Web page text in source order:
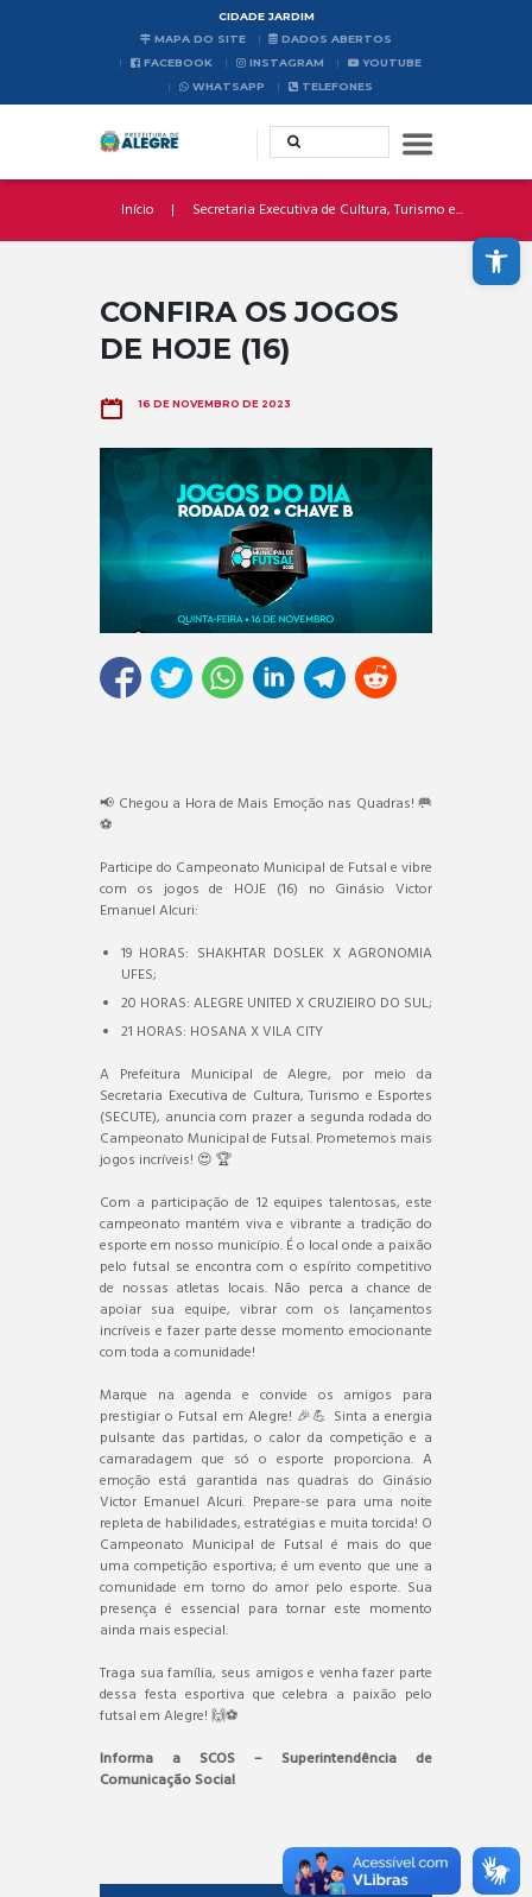
Abrir a barra de ferramentas
CIDADE JARDIM
MAPA DO SITE
DADOS ABERTOS
FACEBOOK
INSTAGRAM
YOUTUBE
WHATSAPP
TELEFONES
Início Secretaria Executiva de Cultura, Turismo e...
CONFIRA OS JOGOS
DE HOJE (16)
16 DE NOVEMBRO DE 2023
📢 Chegou a Hora de Mais Emoção nas Quadras! 🥅
⚽
Participe do Campeonato Municipal de Futsal e vibre
com os jogos de HOJE (16) no Ginásio Victor
Emanuel Alcuri:
19 HORAS: SHAKHTAR DOSLEK X AGRONOMIA
UFES;
20 HORAS: ALEGRE UNITED X CRUZIEIRO DO SUL;
21 HORAS: HOSANA X VILA CITY
A Prefeitura Municipal de Alegre, por meio da
Secretaria Executiva de Cultura, Turismo e Esportes
(SECUTE), anuncia com prazer a segunda rodada do
Campeonato Municipal de Futsal. Prometemos mais
jogos incríveis! 😍 🏆
Com a participação de 12 equipes talentosas, este
campeonato mantém viva e vibrante a tradição do
esporte em nosso município. É o local onde a paixão
pelo futsal se encontra com o espírito competitivo
de nossas atletas locais. Não perca a chance de
apoiar sua equipe, vibrar com os lançamentos
incríveis e fazer parte desse momento emocionante
com toda a comunidade!
Marque na agenda e convide os amigos para
prestigiar o Futsal em Alegre! 🎉💪 Sinta a energia
pulsante das partidas, o calor da competição e a
camaradagem que só o esporte proporciona. A
emoção está garantida nas quadras do Ginásio
Victor Emanuel Alcuri. Prepare-se para uma noite
repleta de habilidades, estratégias e muita torcida! O
Campeonato Municipal de Futsal é mais do que
uma competição esportiva; é um evento que une a
comunidade em torno do amor pelo esporte. Sua
presença é essencial para tornar este momento
ainda mais especial.
Traga sua família, seus amigos e venha fazer parte
dessa festa esportiva que celebra a paixão pelo
futsal em Alegre! 🙌⚽
Informa a SCOS – Superintendência de
Comunicação Social